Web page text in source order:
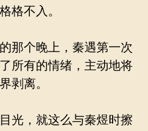
格不入。
那个晚上，秦遇第一次
所有的情绪，主动地将
剥离。
光，就这么与秦煜时擦